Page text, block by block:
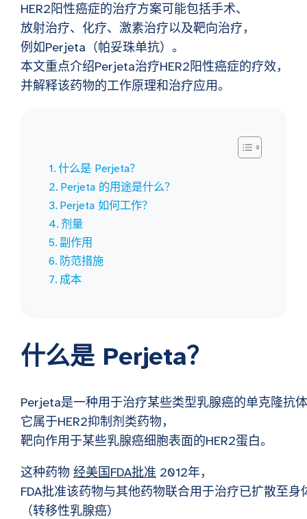
HER2阳性癌症的治疗方案可能包括手术、
放射治疗、化疗、激素治疗以及靶向治疗，
例如Perjeta（帕妥珠单抗）。
本文重点介绍Perjeta治疗HER2阳性癌症的疗效，
并解释该药物的工作原理和治疗应用。
什么是 Perjeta？
Perjeta 的用途是什么？
Perjeta 如何工作？
剂量
副作用
防范措施
成本
什么是 Perjeta？
Perjeta是一种用于治疗某些类型乳腺癌的单克隆抗
它属于HER2抑制剂类药物，
靶向作用于某些乳腺癌细胞表面的HER2蛋白。
这种药物 经美国FDA批准 2012年，
FDA批准该药物与其他药物联合用于治疗已扩散至身
（转移性乳腺癌）